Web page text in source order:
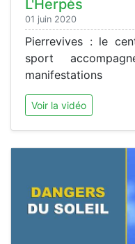
L'Herpès
01 juin 2020
Pierrevives : le
sport
manifestations
Voir la vidéo